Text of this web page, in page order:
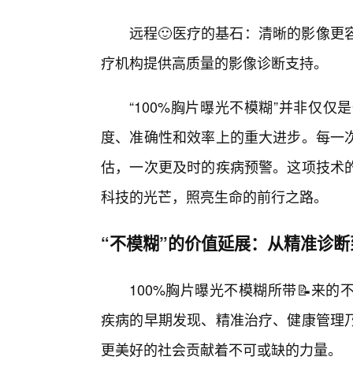
远程🙂医疗的基石：清晰的影像更
疗机构提供高质量的影像诊断支持。
“100%胸片曝光不模糊”并非仅仅
度、准确性和效率上的重大进步。每
估，一次更及时的疾病预警。这项技
科技的光芒，照亮生命的前行之路。
“不模糊”的价值延展：从精准诊
100%胸片曝光不模糊所带📝来的
疾病的早期发现、精准治疗、健康管
更美好的社会贡献着不可或缺的力量。